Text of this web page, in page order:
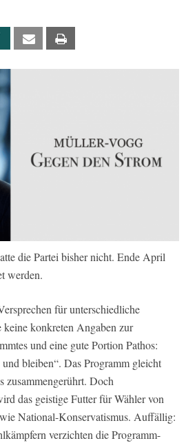
Xing Email
die Partei bisher nicht. Ende April
werden.
für unterschiedliche
konkreten Angaben zur
und eine gute Portion Pathos:
bleiben“. Das Programm gleicht
zusammengerührt. Doch
das geistige Futter für Wähler von
National-Konservatismus. Auffällig:
verzichten die Programm-